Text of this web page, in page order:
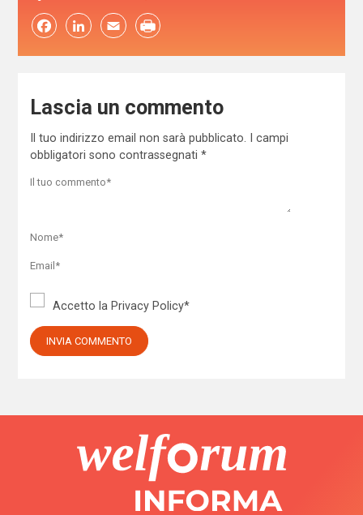
FacebookLinkedIn Email
Lascia un commento
Il tuo indirizzo email non sarà pubblicato.
I campi
obbligatori sono contrassegnati *
Accetto la Privacy Policy*